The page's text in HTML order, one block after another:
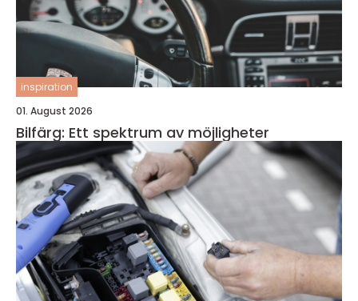
inspiration
01. August 2026
Bilfärg: Ett spektrum av möjligheter